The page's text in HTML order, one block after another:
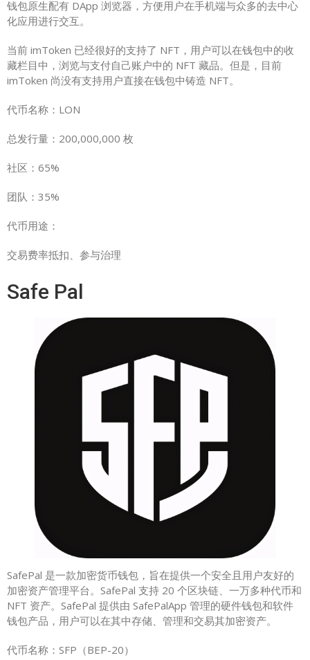
钱包原生配有 DApp 浏览器，方便用户在手机端与众多的去中心
化应用进行交互。
当前 imToken 已经很好的支持了 NFT，用户可以在钱包中的收
藏栏目中，浏览与支付自己账户中的 NFT 藏品。但是，目前
imToken 尚没有支持用户直接在钱包中铸造 NFT。
代币名称：LON
总发行量：200,000,000 枚
社区：65%
团队：35%
代币用途：
交易费率抵扣、参与治理
Safe Pal
SafePal 是一款加密货币钱包，旨在提供一个安全且用户友好的
加密资产管理平台。SafePal 支持 20 个区块链、一万多种代币和
NFT 资产。SafePal 提供由 SafePalApp 管理的硬件钱包和软件
钱包产品，用户可以在其中存储、管理和交易其加密资产。
代币名称：SFP（BEP-20）